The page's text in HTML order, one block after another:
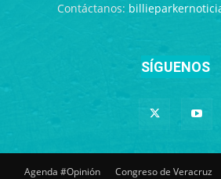
Contáctanos:
SÍGUENOS
Agenda #Opinión Congreso de Veracruz